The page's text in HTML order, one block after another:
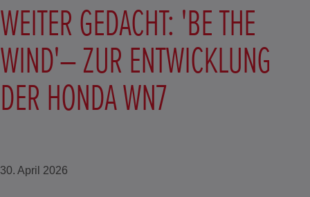
WEITER GEDACHT: 'BE THE
WIND'– ZUR ENTWICKLUNG
DER HONDA WN7
30. April 2026